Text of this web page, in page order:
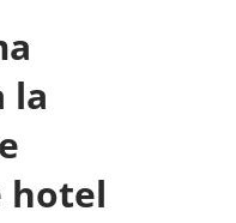
la
hotel